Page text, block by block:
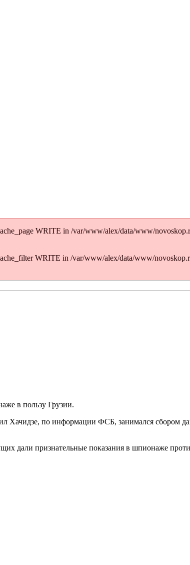
WRITE in /var/www/alex/data/www/
WRITE in /var/www/alex/data/www/
в пользу Грузии.
Хачидзе, по информации ФСБ, занимался сбором
дали признательные показания в шпионаже